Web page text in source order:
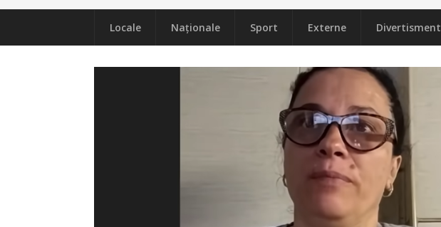
Locale Naţionale Sport Externe Divertisment